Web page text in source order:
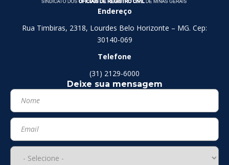
Endereço
Rua Timbiras, 2318, Lourdes Belo Horizonte – MG. Cep:
30140-069
Telefone
(31) 2129-6000
Deixe sua mensagem